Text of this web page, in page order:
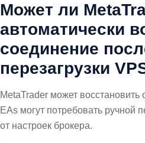
Может ли
автоматически
соединение
перезагрузки
MetaTrader может
EAs могут потребовать ручной
от настроек брокера.